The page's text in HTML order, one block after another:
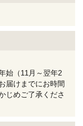
始（11月～翌年2
届けまでにお時間
じめご了承くださ